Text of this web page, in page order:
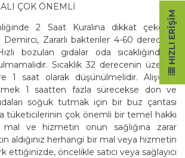
ÇOK ÖNEMLİ
2 Saat Kuralına dikkat çekerek
Zararlı bakteriler 4-60 derecede
bozulan gıdalar oda sıcaklığında 2
Sıcaklık 32 derecenin üzerine
1 saat olarak düşünülmelidir. Alışveriş
1 saatten fazla sürecekse don ve
soğuk tutmak için bir buz çantası
tüketicilerinin çok önemli bir temel hakkı
mal ve hizmetin onun sağlığına zarar
aldığınız herhangi bir mal veya hizmetin
ettiğinizde, öncelikle satıcı veya sağlayıcı
HIZLI ERIŞIM